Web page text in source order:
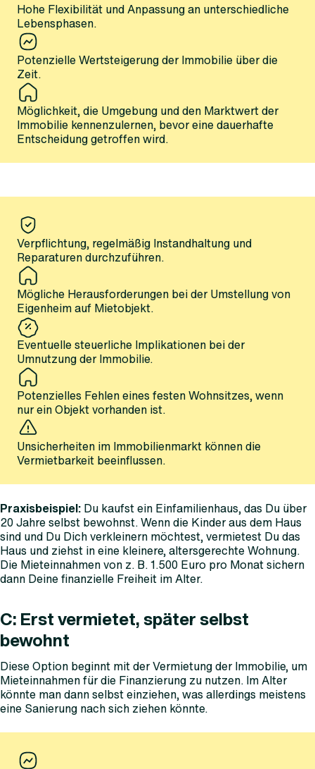
Hohe Flexibilität und Anpassung an unterschiedliche
Lebensphasen.
Potenzielle Wertsteigerung der Immobilie über die
Zeit.
Möglichkeit, die Umgebung und den Marktwert der
Immobilie kennenzulernen, bevor eine dauerhafte
Entscheidung getroffen wird.
Verpflichtung, regelmäßig Instandhaltung und
Reparaturen durchzuführen.
Mögliche Herausforderungen bei der Umstellung von
Eigenheim auf Mietobjekt.
Eventuelle steuerliche Implikationen bei der
Umnutzung der Immobilie.
Potenzielles Fehlen eines festen Wohnsitzes, wenn
nur ein Objekt vorhanden ist.
Unsicherheiten im Immobilienmarkt können die
Vermietbarkeit beeinflussen.
Praxisbeispiel: Du kaufst ein Einfamilienhaus, das Du über
20 Jahre selbst bewohnst. Wenn die Kinder aus dem Haus
sind und Du Dich verkleinern möchtest, vermietest Du das
Haus und ziehst in eine kleinere, altersgerechte Wohnung.
Die Mieteinnahmen von z. B. 1.500 Euro pro Monat sichern
dann Deine finanzielle Freiheit im Alter.
C: Erst vermietet, später selbst
bewohnt
Diese Option beginnt mit der Vermietung der Immobilie, um
Mieteinnahmen für die Finanzierung zu nutzen. Im Alter
könnte man dann selbst einziehen, was allerdings meistens
eine Sanierung nach sich ziehen könnte.